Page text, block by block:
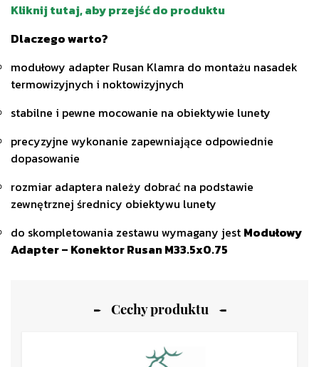
Cechy produktu
Kliknij tutaj, aby przejść do produktu
Dlaczego warto?
modułowy adapter Rusan Klamra do montażu nasadek
termowizyjnych i noktowizyjnych
stabilne i pewne mocowanie na obiektywie lunety
precyzyjne wykonanie zapewniające odpowiednie
dopasowanie
rozmiar adaptera należy dobrać na podstawie
zewnętrznej średnicy obiektywu lunety
do skompletowania zestawu wymagany jest Modułowy
Adapter – Konektor Rusan M33.5x0.75